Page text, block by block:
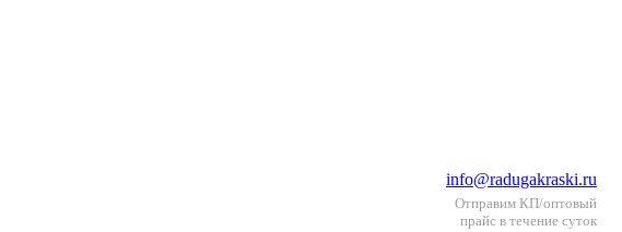
info@radugakraski.ru
Отправим КП/оптовый
прайс в течение суток